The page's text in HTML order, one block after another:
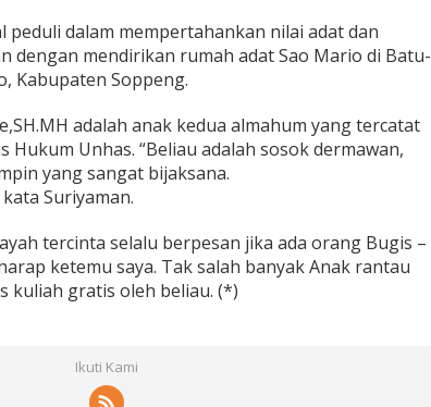
peduli dalam mempertahankan nilai adat dan
dengan mendirikan rumah adat Sao Mario di Batu-
Kabupaten Soppeng.
adalah anak kedua almahum yang tercatat
Hukum Unhas. “Beliau adalah sosok dermawan,
yang sangat bijaksana.
Suriyaman.
tercinta selalu berpesan jika ada orang Bugis –
ketemu saya. Tak salah banyak Anak rantau
kuliah gratis oleh beliau. (*)
Ikuti Kami